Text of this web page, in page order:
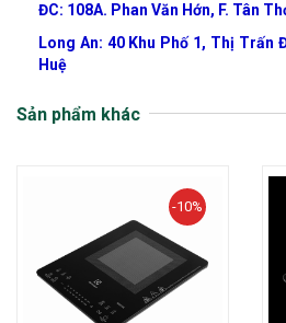
ĐC: 108A. Phan Văn Hớn, F. Tân
Long An: 40 Khu Phố 1, Thị Trấn
Huệ
Sản phẩm khác
-10%